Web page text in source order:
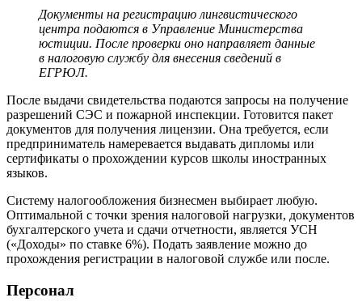
Документы на регистрацию лингвистического
центра подаются в Управление Министерства
юстиции. После проверки оно направляет данные
в налоговую службу для внесения сведений в
ЕГРЮЛ.
После выдачи свидетельства подаются запросы на получение
разрешений СЭС и пожарной инспекции. Готовится пакет
документов для получения лицензии. Она требуется, если
предприниматель намеревается выдавать дипломы или
сертификаты о прохождении курсов школы иностранных
языков.
Систему налогообложения бизнесмен выбирает любую.
Оптимальной с точки зрения налоговой нагрузки, документов
бухгалтерского учета и сдачи отчетности, является УСН
(«Доходы» по ставке 6%). Подать заявление можно до
прохождения регистрации в налоговой службе или после.
Персонал